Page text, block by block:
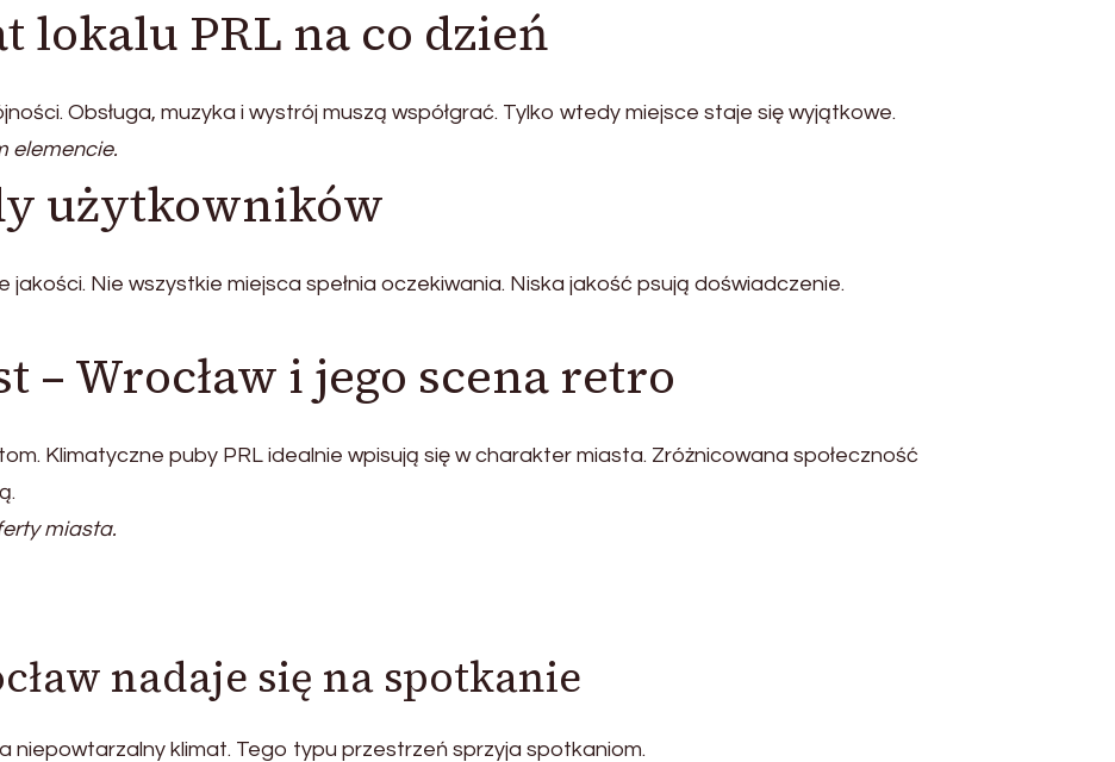
lokalu PRL na co dzień
Obsługa, muzyka i wystrój muszą współgrać. Tylko wtedy miejsce staje się wyjątkowe.
elemencie.
użytkowników
Nie wszystkie miejsca spełnia oczekiwania. Niska jakość psują doświadczenie.
– Wrocław i jego scena retro
Klimatyczne puby PRL idealnie wpisują się w charakter miasta. Zróżnicowana społeczność
miasta.
nadaje się na spotkanie
niepowtarzalny klimat. Tego typu przestrzeń sprzyja spotkaniom.